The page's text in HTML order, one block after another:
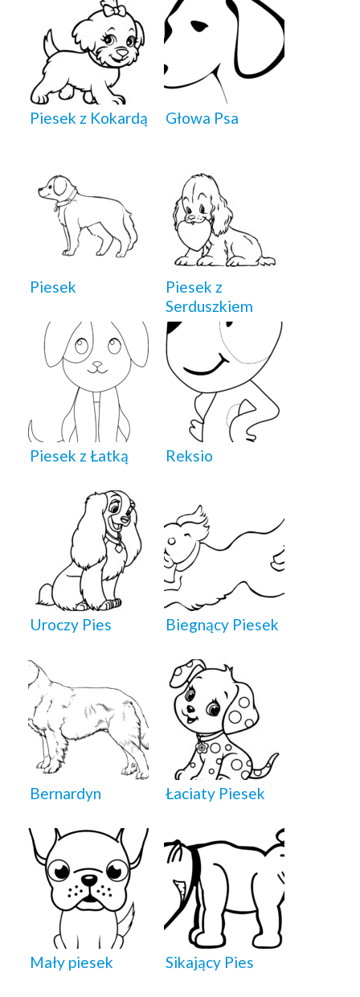
Piesek z Kokardą Głowa Psa
Piesek
Piesek z
Serduszkiem
Piesek z Łatką Reksio
Uroczy Pies Biegnący Piesek
Bernardyn Łaciaty Piesek
Mały piesek Sikający Pies